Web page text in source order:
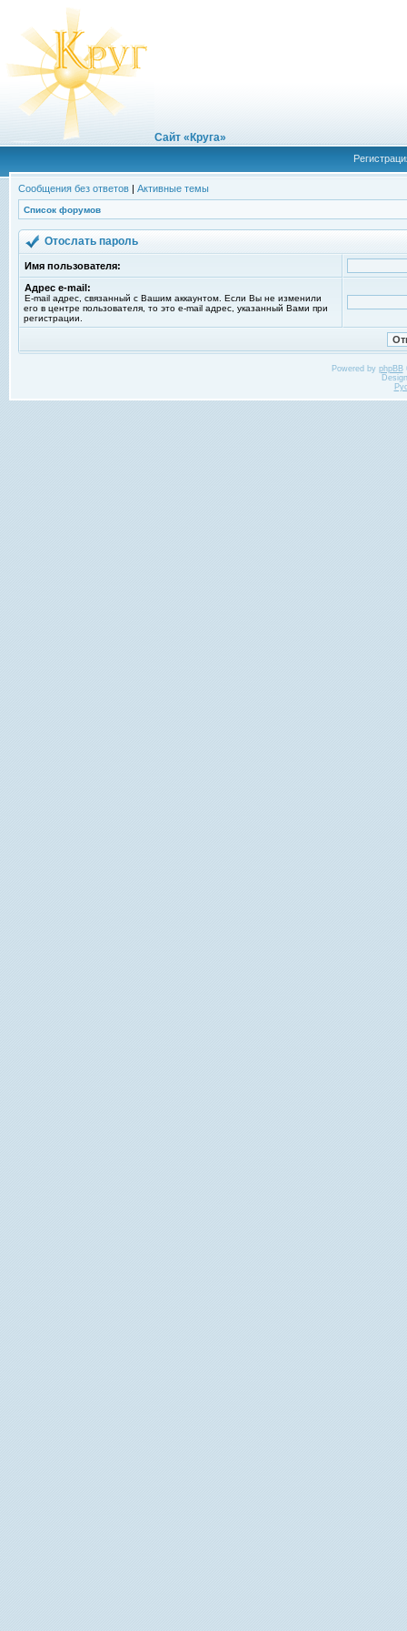
Сайт «Круга»
Сообщения без ответов | Активные темы
Список форумов
Отослать пароль
Имя пользователя:
Адрес e-mail:
E-mail адрес, связанный с Вашим аккаунтом. Если Вы не изменили
его в центре пользователя, то это e-mail адрес, указанный Вами при
регистрации.
Powered by phpBB